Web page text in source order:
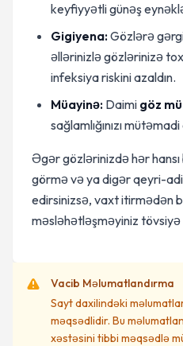
keyfiyyətli günəş
Gigiyena:Gözlərə
əllərinizlə gözlərinizə
infeksiya riskini azaldın.
Müayinə: Daimi göz
sağlamlığınızı
Əgər gözlərinizdə hər hansı
görmə və ya digər qeyri-
edirsinizsə, vaxt itirmədən
məsləhətləşməyiniz tövsiyə
Vacib Məlumatlandırma
Sayt daxilindəki
məqsədlidir. Bu
xəstəsini tibbi məqsədlə